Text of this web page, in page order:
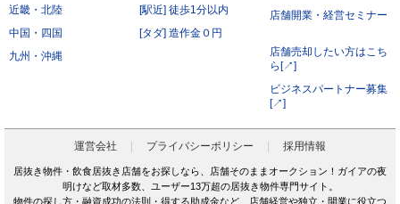
近畿・北陸
中国・四国
九州・沖縄
[駅近] 徒歩1分以内
[タダ] 造作金０円
店舗開業・経営セミナー
店舗売却したい方はこち
ら[↗]
ビジネスパートナー募集
[↗]
運営会社 プライバシーポリシー 採用情報
居抜き物件・飲食居抜き店舗をお探しなら、店舗そのままオークション！ガイアの夜
明けなど取材多数、ユーザー13万超の居抜き物件専門サイト。
物件の探し方・融資成功の法則・得する助成金など、店舗経営や独立・開業に役立つ